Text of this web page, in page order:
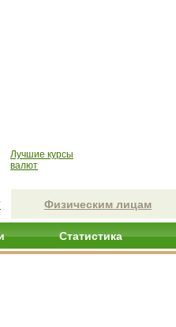
Лучшие курсы
валют
Физическим лицам
Статистика